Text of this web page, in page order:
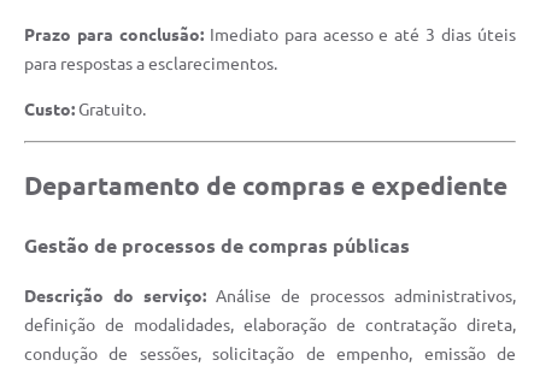
Enquete
SIC
Prazo para conclusão:Imediato para acesso e até 3 dias úteis
para respostas a esclarecimentos.
Custo:Gratuito.
Departamento de compras e expediente
Gestão de processos de compras públicas
Descrição do serviço: Análise de processos administrativos,
definição de modalidades, elaboração de contratação direta,
condução de sessões, solicitação de empenho, emissão de